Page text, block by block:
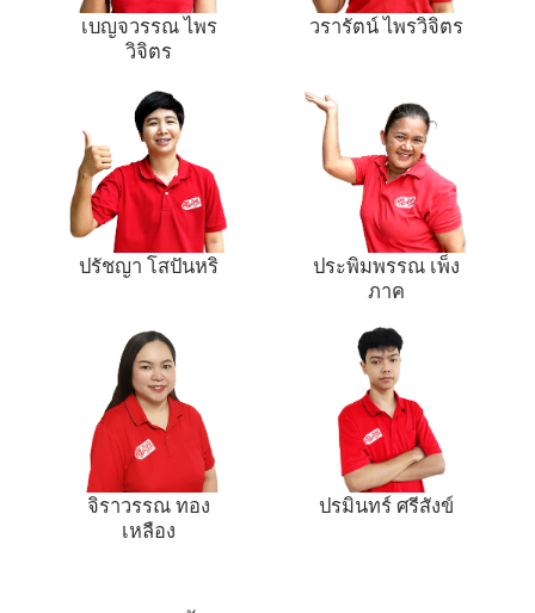
เบญจวรรณ ไพร
วิจิตร
วรารัตน์ ไพรวิจิตร
ปรัชญา โสปันหริ
ประพิมพรรณ เพ็ง
ภาค
จิราวรรณ ทอง
เหลือง
ปรมินทร์ ศรีสังข์